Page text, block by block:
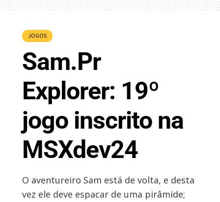
JOGOS
Sam.Pr
Explorer: 19º
jogo inscrito na
MSXdev24
O aventureiro Sam está de volta, e desta
vez ele deve espacar de uma pirâmide;